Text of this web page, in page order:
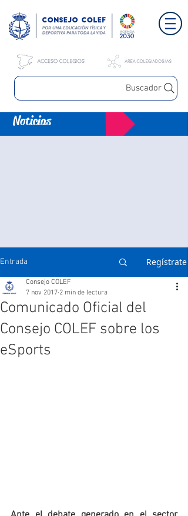
Buscador
Noticias
Entrada Regístrate
Comunicado Oficial del
Consejo COLEF sobre los
eSports
Consejo COLEF
7 nov 2017 2 min de lectura